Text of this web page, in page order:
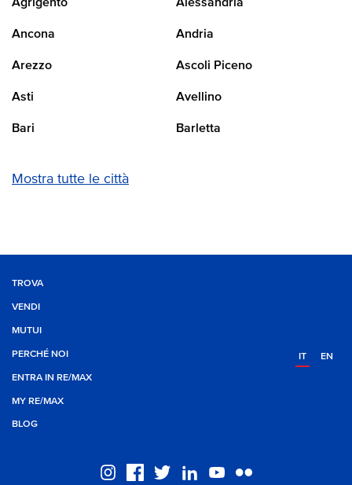
Agrigento Alessandria
Ancona Andria
Arezzo Ascoli Piceno
Asti Avellino
Bari Barletta
Mostra tutte le città
TROVA
VENDI
MUTUI
PERCHÉ NOI
ENTRA IN RE/MAX
MY RE/MAX
BLOG
IT EN